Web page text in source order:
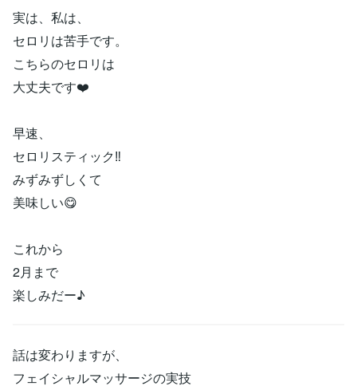
実は、私は、
セロリは苦手です。
こちらのセロリは
大丈夫です❤️
早速、
セロリスティック‼️
みずみずしくて
美味しい😋
これから
2月まで
楽しみだー♪
話は変わりますが、
フェイシャルマッサージの実技